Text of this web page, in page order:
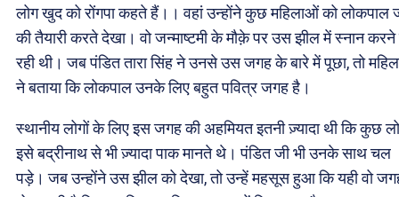
लोग खुद को रोंगपा कहते हैं।। वहां उन्होंने कुछ महिलाओं को लोकपाल
की तैयारी करते देखा। वो जन्माष्टमी के मौक़े पर उस झील में स्नान करने
रही थी। जब पंडित तारा सिंह ने उनसे उस जगह के बारे में पूछा, तो
ने बताया कि लोकपाल उनके लिए बहुत पवित्र जगह है।
स्थानीय लोगों के लिए इस जगह की अहमियत इतनी ज़्यादा थी कि कुछ
इसे बद्रीनाथ से भी ज़्यादा पाक मानते थे। पंडित जी भी उनके साथ चल
पड़े। जब उन्होंने उस झील को देखा, तो उन्हें महसूस हुआ कि यही वो